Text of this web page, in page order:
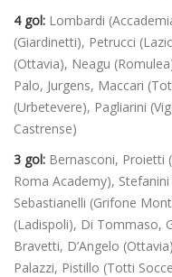
4 gol: Lombardi
(Giardinetti), Petrucci
(Ottavia), Neagu
Palo, Jurgens, Maccari
(Urbetevere), Pagliarini
Castrense)
3 gol: Bernasconi, Proietti
Roma Academy),
Sebastianelli (Grifone
(Ladispoli), Di Tommaso,
Bravetti, D’Angelo
Palazzi, Pistillo (Totti